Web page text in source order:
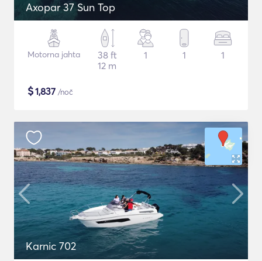
Axopar 37 Sun Top
Motorna jahta
38 ft
12 m
1 1 1
$1,837 /noč
Karnic 702